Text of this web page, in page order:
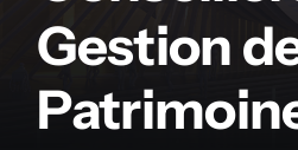
Contact
Gestion